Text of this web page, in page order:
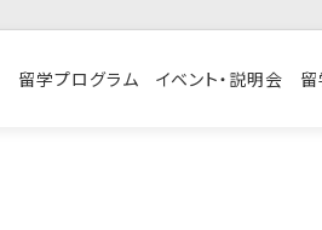
留学プログラム イベント・説明会